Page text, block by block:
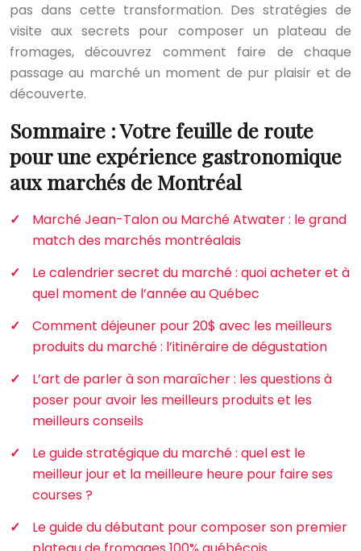
pas dans cette transformation. Des stratégies de
visite aux secrets pour composer un plateau de
fromages, découvrez comment faire de chaque
passage au marché un moment de pur plaisir et de
découverte.
Sommaire : Votre feuille de route
pour une expérience gastronomique
aux marchés de Montréal
Marché Jean-Talon ou Marché Atwater : le grand
match des marchés montréalais
Le calendrier secret du marché : quoi acheter et à
quel moment de l’année au Québec
Comment déjeuner pour 20$ avec les meilleurs
produits du marché : l’itinéraire de dégustation
L’art de parler à son maraîcher : les questions à
poser pour avoir les meilleurs produits et les
meilleurs conseils
Le guide stratégique du marché : quel est le
meilleur jour et la meilleure heure pour faire ses
courses ?
Le guide du débutant pour composer son premier